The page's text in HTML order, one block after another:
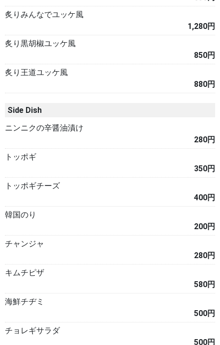
炙りみんなでユッケ風
1,280円
炙り黒胡椒ユッケ風
850円
炙り王道ユッケ風
880円
Side Dish
ニンニクの辛醤油漬け
280円
トッポギ
350円
トッポギチーズ
400円
韓国のり
200円
チャンジャ
280円
キムチピザ
580円
海鮮チヂミ
500円
チョレギサラダ
500円